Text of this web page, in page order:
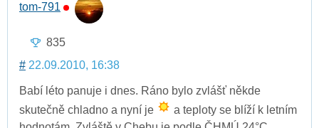
tom-791
835
# 22.09.2010, 16:38
Babí léto panuje i dnes. Ráno bylo zvlášť někde
skutečně chladno a nyní je
a teploty se blíží k letním